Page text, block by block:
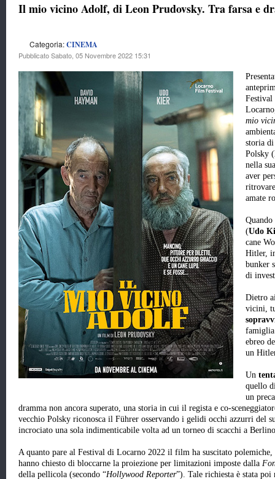
Il mio vicino Adolf, di Leon Prudovsky. Tra farsa e
Categoria:CINEMA
Pubblicato Sabato, 05 Novembre 2022 15:31
Festival
mio
storia
Polsky (
nella
aver
amate
(Udo
cane
Hitler,
bunker
di
Dietro
vicini,
famiglia
ebreo
un
Un
quello
un
dramma non ancora superato, una storia in cui il regista e co-
vecchio Polsky riconosca il Führer osservando i gelidi occhi azzurri del
incrociato una sola indimenticabile volta ad un torneo di scacchi a
A quanto pare al Festival di Locarno 2022 il film ha suscitato
hanno chiesto di bloccarne la proiezione per limitazioni imposte dalla
della pellicola (secondo “Hollywood Reporter”). Tale richiesta è stata